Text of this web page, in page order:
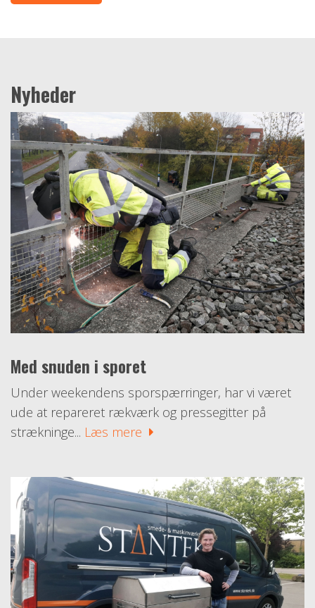
Nyheder
Med snuden i sporet
Under weekendens sporspærringer, har vi været
ude at repareret rækværk og pressegitter på
strækninge... Læs mere